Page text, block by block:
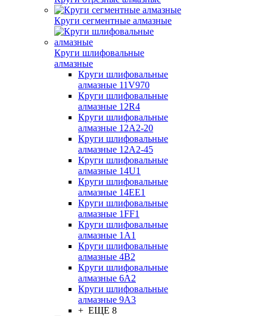
Круги сегментные алмазные
Круги шлифовальные
алмазные
Круги шлифовальные
алмазные 11V970
Круги шлифовальные
алмазные 12R4
Круги шлифовальные
алмазные 12А2-20
Круги шлифовальные
алмазные 12А2-45
Круги шлифовальные
алмазные 14U1
Круги шлифовальные
алмазные 14ЕЕ1
Круги шлифовальные
алмазные 1FF1
Круги шлифовальные
алмазные 1А1
Круги шлифовальные
алмазные 4В2
Круги шлифовальные
алмазные 6A2
Круги шлифовальные
алмазные 9А3
+ ЕЩЕ 8